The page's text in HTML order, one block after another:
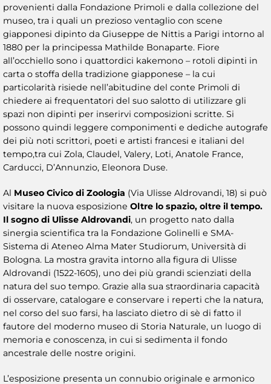
provenienti dalla Fondazione Primoli e dalla collezione del
museo, tra i quali un prezioso ventaglio con scene
giapponesi dipinto da Giuseppe de Nittis a Parigi intorno al
1880 per la principessa Mathilde Bonaparte. Fiore
all’occhiello sono i quattordici kakemono – rotoli dipinti in
carta o stoffa della tradizione giapponese – la cui
particolarità risiede nell’abitudine del conte Primoli di
chiedere ai frequentatori del suo salotto di utilizzare gli
spazi non dipinti per inserirvi composizioni scritte. Si
possono quindi leggere componimenti e dediche autografe
dei più noti scrittori, poeti e artisti francesi e italiani del
tempo,tra cui Zola, Claudel, Valery, Loti, Anatole France,
Carducci, D’Annunzio, Eleonora Duse.
Al Museo Civico di Zoologia (Via Ulisse Aldrovandi, 18) si può
visitare la nuova esposizione Oltre lo spazio, oltre il tempo.
Il sogno di Ulisse Aldrovandi, un progetto nato dalla
sinergia scientifica tra la Fondazione Golinelli e SMA-
Sistema di Ateneo Alma Mater Studiorum, Università di
Bologna. La mostra gravita intorno alla figura di Ulisse
Aldrovandi (1522-1605), uno dei più grandi scienziati della
natura del suo tempo. Grazie alla sua straordinaria capacità
di osservare, catalogare e conservare i reperti che la natura,
nel corso del suo farsi, ha lasciato dietro di sè di fatto il
fautore del moderno museo di Storia Naturale, un luogo di
memoria e conoscenza, in cui si sedimenta il fondo
ancestrale delle nostre origini.
L’esposizione presenta un connubio originale e armonico